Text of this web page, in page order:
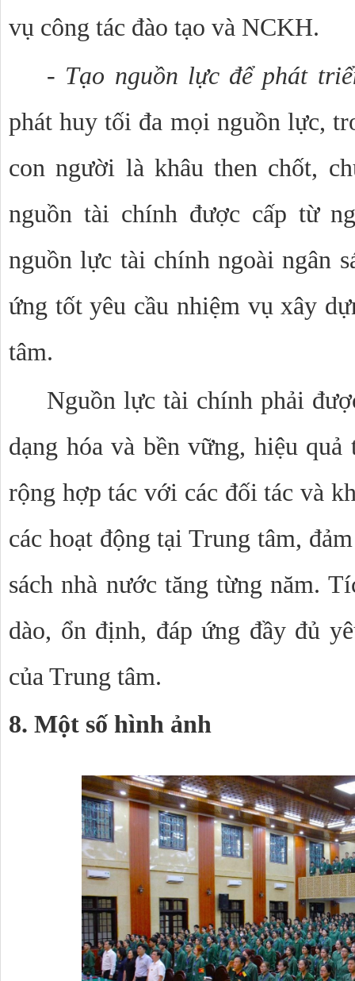
vụ công tác đào tạo và NCKH.
- Tạo nguồn lực để phát
phát huy tối đa mọi nguồn lực,
con người là khâu then chốt,
nguồn tài chính được cấp từ
nguồn lực tài chính ngoài ngân
ứng tốt yêu cầu nhiệm vụ xây
tâm.
Nguồn lực tài chính phải
dạng hóa và bền vững, hiệu
rộng hợp tác với các đối tác và
các hoạt động tại Trung tâm,
sách nhà nước tăng từng năm.
dào, ổn định, đáp ứng đầy đủ
của Trung tâm.
8. Một số hình ảnh